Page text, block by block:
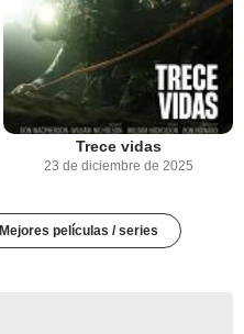
Trece vidas
23 de diciembre de 2025
Mejores películas / series